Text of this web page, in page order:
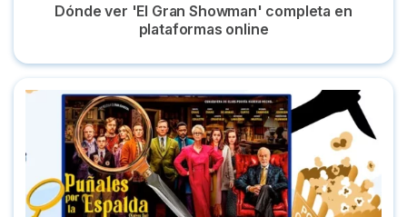
Dónde ver 'El Gran Showman' completa en
plataformas online
Dónde ver 'Puñales por la espalda' online en castellano